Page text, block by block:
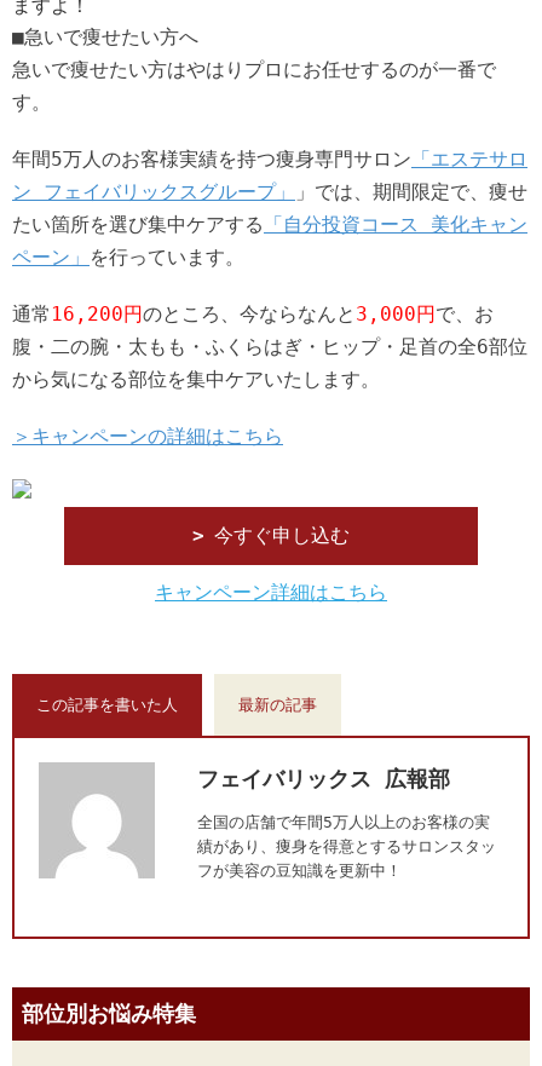
ますよ！
■急いで痩せたい方へ
急いで痩せたい方はやはりプロにお任せするのが一番で
す。
年間5万人のお客様実績を持つ痩身専門サロン 「エステサロ
ン フェイバリックスグループ」
」では、期間限定で、痩せ
たい箇所を選び集中ケアする 「自分投資コース 美化キャン
ペーン」 を行っています。
通常 16,200円のところ、今ならなんと 3,000円で、お
腹・二の腕・太もも・ふくらはぎ・ヒップ・足首の全6部位
から気になる部位を集中ケアいたします。
＞キャンペーンの詳細はこちら
今すぐ申し込む
キャンペーン詳細はこちら
この記事を書いた人 最新の記事
フェイバリックス 広報部
全国の店舗で年間5万人以上のお客様の実
績があり、痩身を得意とするサロンスタッ
フが美容の豆知識を更新中！
部位別お悩み特集